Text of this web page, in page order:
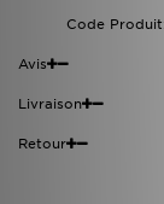
Code
Avis
Livraison
Retour